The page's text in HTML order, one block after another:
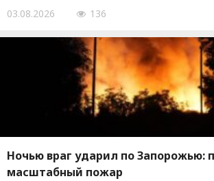
03.08.2026 136
Ночью враг ударил по Запорожью:
масштабный пожар